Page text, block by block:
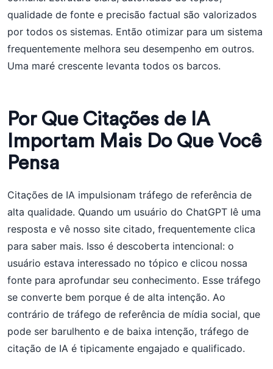
qualidade de fonte e precisão factual são valorizados
por todos os sistemas. Então otimizar para um sistema
frequentemente melhora seu desempenho em outros.
Uma maré crescente levanta todos os barcos.
Por Que Citações de IA
Importam Mais Do Que Você
Pensa
Citações de IA impulsionam tráfego de referência de
alta qualidade. Quando um usuário do ChatGPT lê uma
resposta e vê nosso site citado, frequentemente clica
para saber mais. Isso é descoberta intencional: o
usuário estava interessado no tópico e clicou nossa
fonte para aprofundar seu conhecimento. Esse tráfego
se converte bem porque é de alta intenção. Ao
contrário de tráfego de referência de mídia social, que
pode ser barulhento e de baixa intenção, tráfego de
citação de IA é tipicamente engajado e qualificado.